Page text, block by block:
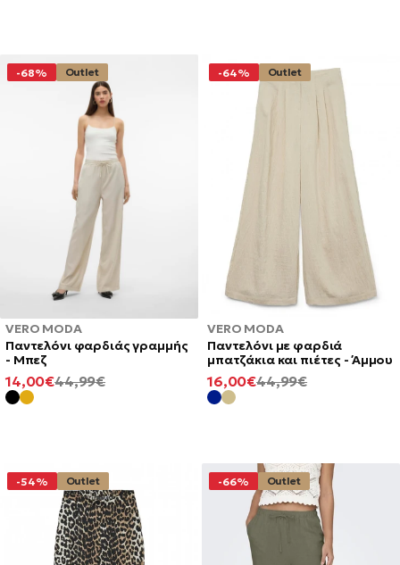
VERO MODA
Παντελόνι φαρδιάς γραμμής
- Μπεζ
-68% Outlet
ΚΑΝΟΝΙΚΉ
44,99€
ΕΛΆΧΙΣΤΗ
ΤΙΜΉ
14,00€
VERO MODA
Παντελόνι με φαρδιά
μπατζάκια και πιέτες - Άμμου
-64% Outlet
ΚΑΝΟΝΙΚΉ
44,99€
ΕΛΆΧΙΣΤΗ
ΤΙΜΉ
16,00€
-54% Outlet -66% Outlet